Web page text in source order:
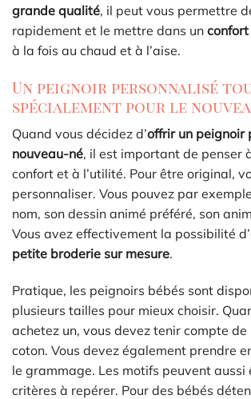
grande qualité, il peut vous permettre
rapidement et le mettre dans un
à la fois au chaud et à l’aise.
Un peignoir personnalisé
spécialement pour le
Quand vous décidez d’offrir un peignoir
nouveau-né, il est important de penser
confort et à l’utilité. Pour être original,
personnaliser. Vous pouvez par
nom, son dessin animé préféré, son
Vous avez effectivement la possibilité d’
petite broderie sur mesure.
Pratique, les peignoirs bébés sont
plusieurs tailles pour mieux choisir.
achetez un, vous devez tenir compte
coton. Vous devez également prendre
le grammage. Les motifs peuvent aussi
critères à repérer. Pour des bébés